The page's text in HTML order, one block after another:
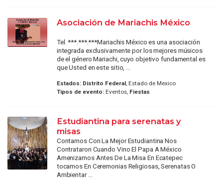
Asociación de Mariachis México
Tel. ***.***.***Mariachis México es una asociación
integrada exclusivamente por los mejores músicos
de el género Mariachi, cuyo objetivo fundamental es
que Usted en este sitio, ...
Estados: Distrito Federal, Estado de Mexico
Tipos de evento:Eventos, Fiestas
Estudiantina para serenatas y
misas
Contamos Con La Mejor Estudiantina Nos
Contrataron Cuando Vino El Papa A México
Amenizamos Antes De La Misa En Ecatepec
tocamos En Ceremonias Religiosas, Serenatas O
Ambientar ...